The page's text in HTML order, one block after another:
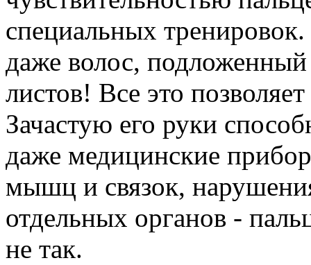
специальных
даже волос,
листов! Все это
Зачастую его руки
даже медицинские
мышц и связок,
отдельных органов -
не так.